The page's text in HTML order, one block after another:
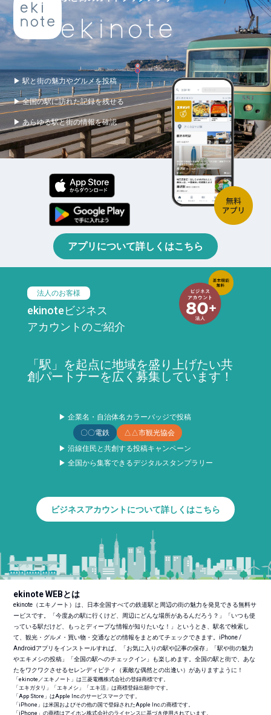
▶ 駅と街の魅力やグルメを投稿
▶ 全国の駅に訪れた記録を残せる
▶ あらゆる駅と街の情報を確認
アプリについて詳しくはこちら
法人のお客様
ekinoteビジネス
アカウントのご紹介
「駅」を起点に地域を盛り上げたい共
創パートナーを広く募集しています！
▶ 企業名・自治体名カラーバッジで投稿
〇〇電鉄
△△市観光協会
▶ 沿線住民と共創する投稿キャンペーン
▶ 全国から集客できるデジタルスタンプラリー
ビジネスアカウントについて詳しくはこちら
ekinote WEBとは
ekinote（エキノート）は、日本全国すべての鉄道駅と周辺の街の魅力を発見できる無料サ
ービスです。「今度あの駅に行くけど、周辺にどんな場所があるんだろう？」「いつも使
っている駅だけど、もっとディープな情報が知りたいな！」というとき、駅名で検索し
て、観光・グルメ・買い物・交通などの情報をまとめてチェックできます。iPhone /
Androidアプリをインストールすれば、「お気に入りの駅や記事の保存」「駅や街の魅力
やエキメシの投稿」「全国の駅へのチェックイン」も楽しめます。全国の駅と街で、あな
たをワクワクさせるセレンディピティ（素敵な偶然との出逢い）がありますように！
「ekinote／エキノート」は三菱電機株式会社の登録商標です。
「エキガタリ」「エキメシ」「エキ活」は商標登録出願中です。
「App Store」はApple Inc.のサービスマークです。
「iPhone」は米国およびその他の国で登録されたApple Inc.の商標です。
「iPhone」の商標はアイホン株式会社のライセンスに基づき使用されています。